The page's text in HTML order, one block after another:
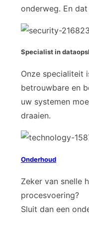
onderweg. En
Specialist in
Onze specialiteit
betrouwbare en
uw systemen
draaien.
Onderhoud
Zeker van snelle
procesvoering?
Sluit dan een